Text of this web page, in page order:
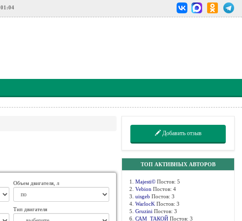
01:04
Добавить отзыв
ТОП АКТИВНЫХ АВТОРОВ
1. Majesti© Постов: 5
2. Vebion Постов: 4
3. uisgeb Постов: 3
4. WarlocK Постов: 3
5. Gruzini Постов: 3
6. САМ_ТАКОЙ Постов: 3
Объем двигателя, л
Тип двигателя